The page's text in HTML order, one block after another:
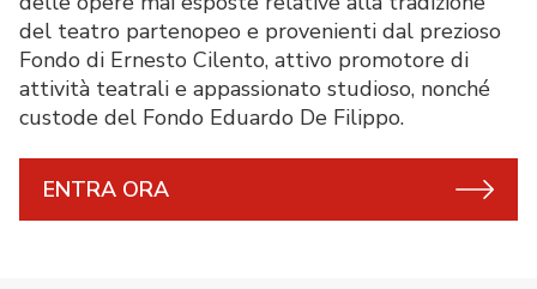
del teatro partenopeo e provenienti dal prezioso
Fondo di Ernesto Cilento, attivo promotore di
attività teatrali e appassionato studioso, nonché
custode del Fondo Eduardo De Filippo.
ENTRA ORA